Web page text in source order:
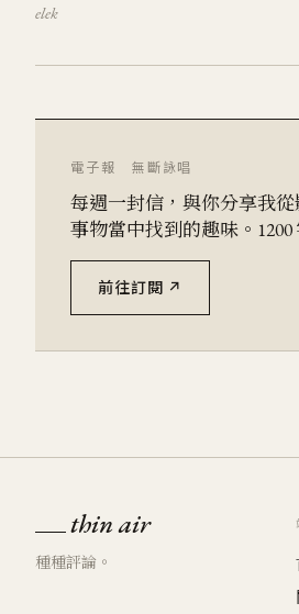
elek
電子報 無斷詠唱
每週一封信，與你分享我
事物當中找到的趣味。1200
前往訂閱 ↗
thin air
種種評論。